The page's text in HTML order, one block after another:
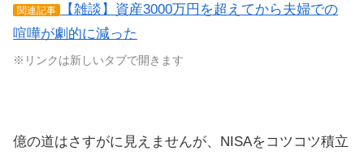
関連記事
【雑談】資産3000万円を超えてから夫婦での
喧嘩が劇的に減った
※リンクは新しいタブで開きます
億の道はさすがに見えませんが、NISAをコツコツ積立